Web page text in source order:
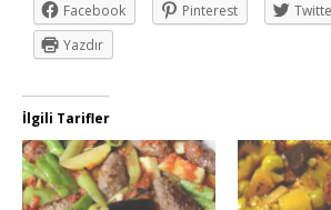
Facebook
Pinterest
Yazdır
İlgili Tarifler